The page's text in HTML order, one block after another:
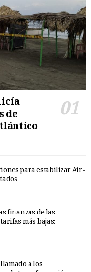
de
para estabilizar Air-
finanzas de las
más bajas:
a los